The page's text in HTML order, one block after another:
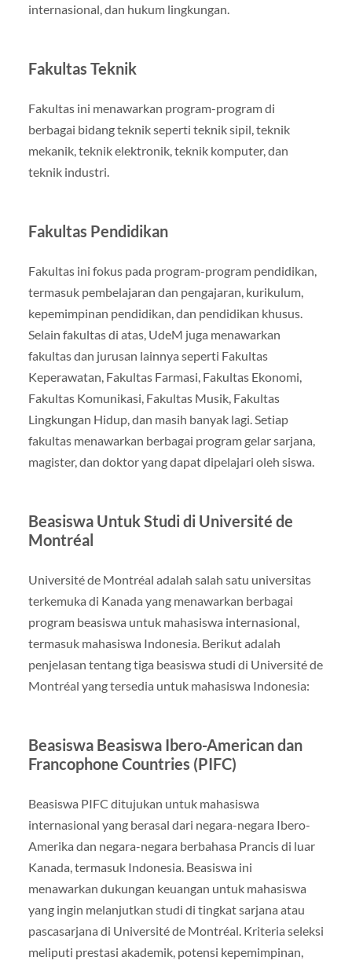
internasional, dan hukum lingkungan.
Fakultas Teknik
Fakultas ini menawarkan program-program di
berbagai bidang teknik seperti teknik sipil, teknik
mekanik, teknik elektronik, teknik komputer, dan
teknik industri.
Fakultas Pendidikan
Fakultas ini fokus pada program-program pendidikan,
termasuk pembelajaran dan pengajaran, kurikulum,
kepemimpinan pendidikan, dan pendidikan khusus.
Selain fakultas di atas, UdeM juga menawarkan
fakultas dan jurusan lainnya seperti Fakultas
Keperawatan, Fakultas Farmasi, Fakultas Ekonomi,
Fakultas Komunikasi, Fakultas Musik, Fakultas
Lingkungan Hidup, dan masih banyak lagi. Setiap
fakultas menawarkan berbagai program gelar sarjana,
magister, dan doktor yang dapat dipelajari oleh siswa.
Beasiswa Untuk Studi di Université de
Montréal
Université de Montréal adalah salah satu universitas
terkemuka di Kanada yang menawarkan berbagai
program beasiswa untuk mahasiswa internasional,
termasuk mahasiswa Indonesia. Berikut adalah
penjelasan tentang tiga beasiswa studi di Université de
Montréal yang tersedia untuk mahasiswa Indonesia:
Beasiswa Beasiswa Ibero-American dan
Francophone Countries (PIFC)
Beasiswa PIFC ditujukan untuk mahasiswa
internasional yang berasal dari negara-negara Ibero-
Amerika dan negara-negara berbahasa Prancis di luar
Kanada, termasuk Indonesia. Beasiswa ini
menawarkan dukungan keuangan untuk mahasiswa
yang ingin melanjutkan studi di tingkat sarjana atau
pascasarjana di Université de Montréal. Kriteria seleksi
meliputi prestasi akademik, potensi kepemimpinan,